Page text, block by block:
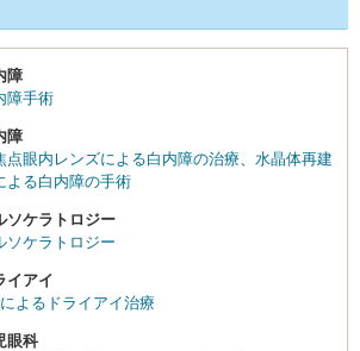
障
障手術
障
点眼内レンズによる白内障の治療、 水晶体再建
よる白内障の手術
ソケラトロジー
ソケラトロジー
イアイ
によるドライアイ治療
眼科